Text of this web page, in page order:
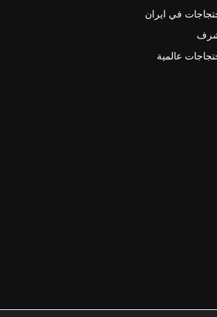
في ايران
عالمية